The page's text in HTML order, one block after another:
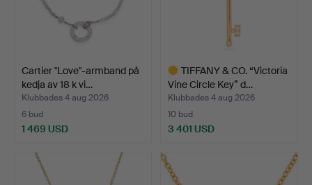
Cartier "Love"-armband på
kedja av 18 k vi…
Klubbades 4 aug 2026
6 bud
1 469 USD
TIFFANY & CO. “Victoria
Vine Circle Key” d…
Klubbades 4 aug 2026
10 bud
3 401 USD
föremål